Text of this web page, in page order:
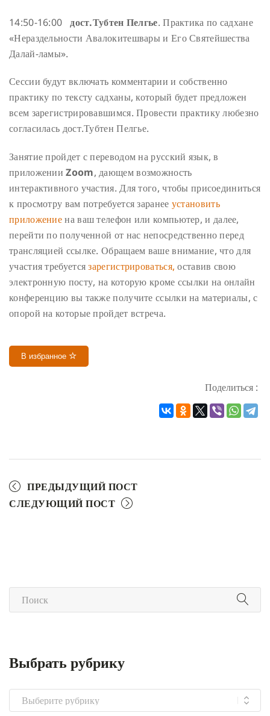
14:50-16:00дост.Тубтен Пелгье. Практика по садхане
«Нераздельности Авалокитешвары и Его Святейшества
Далай-ламы».
Сессии будут включать комментарии и собственно
практику по тексту садханы, который будет предложен
всем зарегистрировавшимся. Провести практику любезно
согласилась дост.Тубтен Пелгье.
Занятие пройдет с переводом на русский язык, в
приложенииZoom, дающем возможность
интерактивного участия. Для того, чтобы присоединиться
к просмотру вам потребуется заранее установить
приложениена ваш телефон или компьютер, и далее,
перейти по полученной от нас непосредственно перед
трансляцией ссылке. Обращаем ваше внимание, что для
участия требуетсязарегистрироваться, оставив свою
электронную посту, на которую кроме ссылки на онлайн
конференцию вы также получите ссылки на материалы, с
опорой на которые пройдет встреча.
В избранное
Поделиться :
ПРЕДЫДУЩИЙ ПОСТ
СЛЕДУЮЩИЙ ПОСТ
Выбрать рубрику
Выбрать